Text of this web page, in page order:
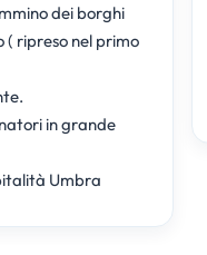
dei borghi
( ripreso nel primo
in grande
Umbra